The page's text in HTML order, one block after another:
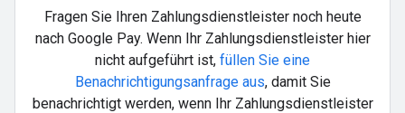
Fragen Sie Ihren Zahlungsdienstleister noch heute
nach Google Pay. Wenn Ihr Zahlungsdienstleister hier
nicht aufgeführt ist, füllen Sie eine
Benachrichtigungsanfrage aus, damit Sie
benachrichtigt werden, wenn Ihr Zahlungsdienstleister